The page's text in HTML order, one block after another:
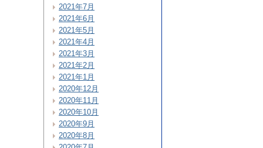
2021年7月
2021年6月
2021年5月
2021年4月
2021年3月
2021年2月
2021年1月
2020年12月
2020年11月
2020年10月
2020年9月
2020年8月